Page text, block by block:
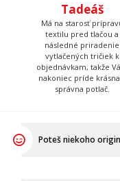
Tadeáš
Má na starosť
textilu pred tlačou a
následné priradenie
vytlačených tričiek k
objednávkam, takže
nakoniec príde
správna potlač.
Poteš niekoho